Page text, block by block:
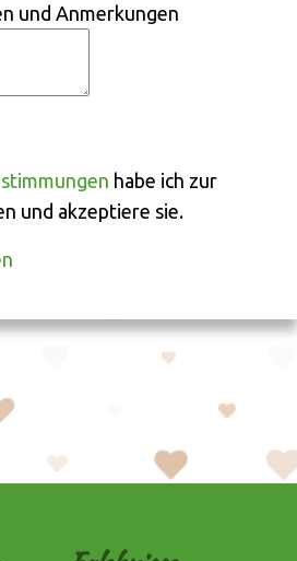
und Anmerkungen
habe ich zur
und akzeptiere sie.